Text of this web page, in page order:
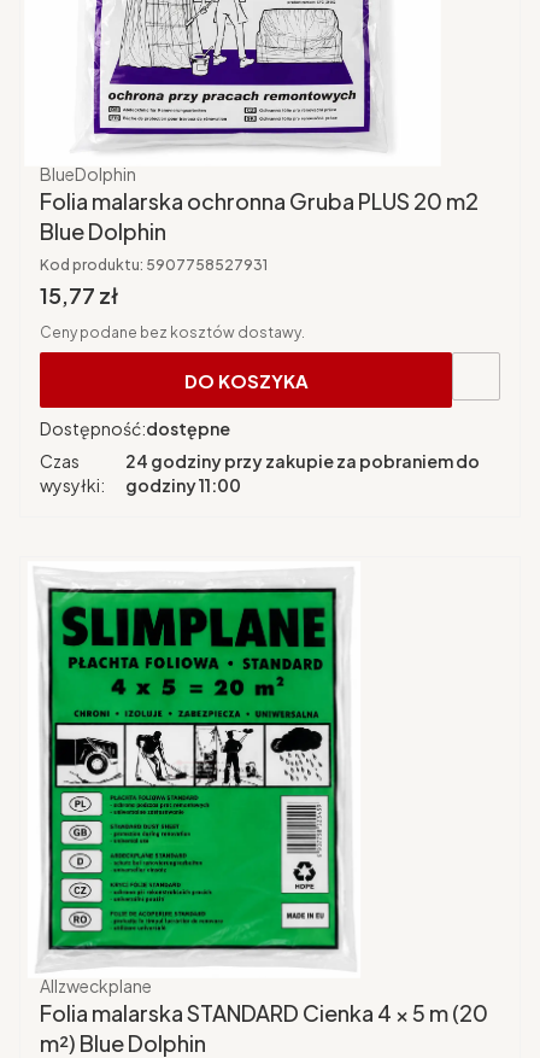
Producent
BlueDolphin
Folia malarska ochronna Gruba PLUS 20 m2
Blue Dolphin
Kod produktu: 5907758527931
Cena brutto
15,77 zł
Ceny podane bez kosztów dostawy.
DO KOSZYKA
Dostępność:dostępne
Czas
wysyłki:
24 godziny przy zakupie za pobraniem do
godziny 11:00
Producent
Allzweckplane
Folia malarska STANDARD Cienka 4 × 5 m (20
m²) Blue Dolphin